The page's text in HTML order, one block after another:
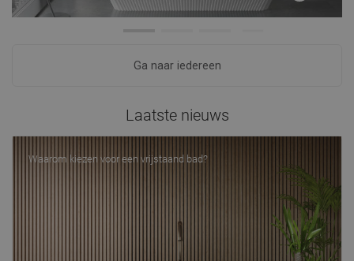
Ga naar iedereen
Laatste nieuws
Waarom kiezen voor een vrijstaand bad?